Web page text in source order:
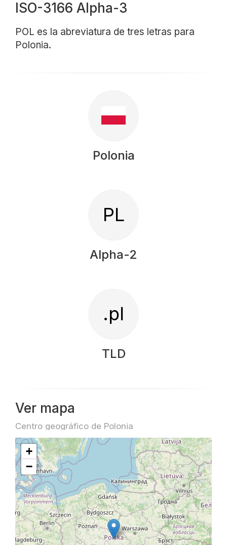
ISO-3166 Alpha-3
POL es la abreviatura de tres letras para
Polonia.
Polonia
PL
Alpha-2
.pl
TLD
Ver mapa
Centro geográfico de Polonia
+
−